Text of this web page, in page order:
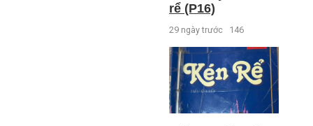
rể (P16)
29 ngày trước 146